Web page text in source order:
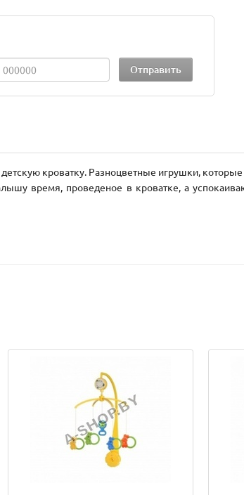
кроватку. Разноцветные игрушки,
время, проведеное в кроватке, а